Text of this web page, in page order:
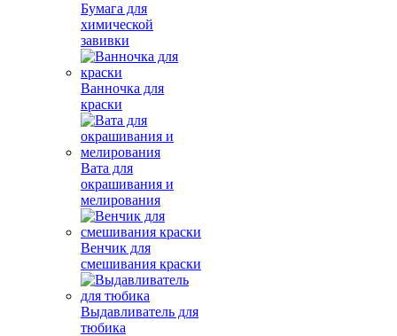
Бумага для
химической
завивки
Ванночка для
краски
Вата для
окрашивания и
мелирования
Венчик для
смешивания краски
Выдавливатель для
тюбика